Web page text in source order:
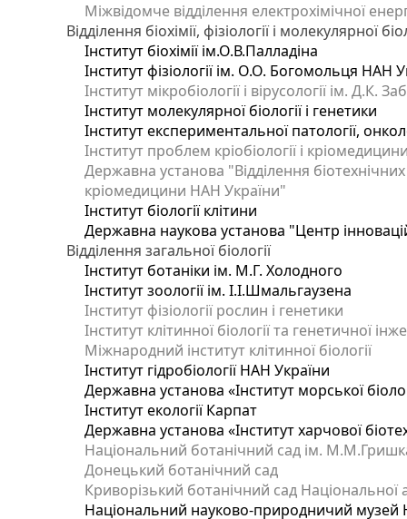
Міжвідомче відділення електрохімічної
Відділення біохімії, фізіології і молекулярної
Інститут біохімії ім.О.В.Палладіна
Інститут фізіології ім. О.О. Богомольця НАН
Інститут мікробіології і вірусології ім. Д.К.
Інститут молекулярної біології і генетики
Інститут експериментальної патології,
Інститут проблем кріобіології і
Державна установа "Відділення
кріомедицини НАН України"
Інститут біології клітини
Державна наукова установа "Центр
Відділення загальної біології
Інститут ботаніки ім. М.Г. Холодного
Інститут зоології ім. І.І.Шмальгаузена
Інститут фізіології рослин і генетики
Інститут клітинної біології та генетичної
Міжнародний інститут клітинної біології
Інститут гідробіології НАН України
Державна установа «Інститут морської
Інститут екології Карпат
Державна установа «Інститут харчової
Національний ботанічний сад ім.
Донецький ботанічний сад
Криворізький ботанічний сад Національної
Національний науково-природничий музей